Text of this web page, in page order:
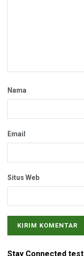
Nama
Email
Situs Web
Stay Connected test